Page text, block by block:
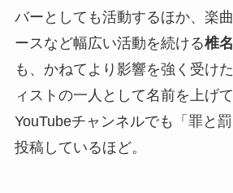
バーとしても活動するほか、楽
ースなど幅広い活動を続ける椎
も、かねてより影響を強く受け
ィストの一人として名前を上げ
YouTubeチャンネルでも「罪と
投稿しているほど。